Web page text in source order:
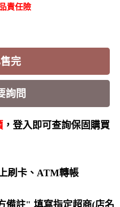
責任險
完
詢問
，登入即可查詢保固購買
刷卡、ATM轉帳
備註" 填寫指定超商(店名